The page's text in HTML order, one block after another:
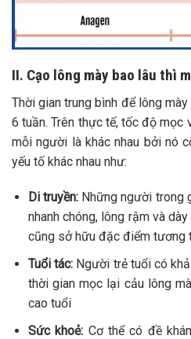
II. Cạo lông mày bao lâu thì
Thời gian trung bình để lông
6 tuần. Trên thực tế, tốc độ mọc
mỗi người là khác nhau bởi nó
yếu tố khác nhau như:
Di truyền: Những người trong
nhanh chóng, lông rậm và
cũng sở hữu đặc điểm tương
Tuổi tác: Người trẻ tuổi có
thời gian mọc lại cảu lông
cao tuổi
Sức khoẻ: Cơ thể có đề